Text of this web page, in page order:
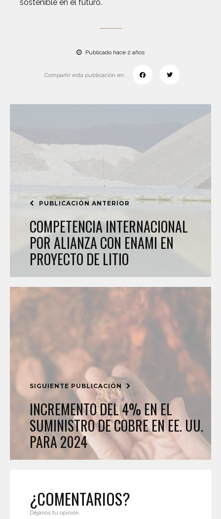
sostenible en el futuro.
Publicado hace 2 años
Compartir esta publicación en:
PUBLICACIÓN ANTERIOR
COMPETENCIA INTERNACIONAL
POR ALIANZA CON ENAMI EN
PROYECTO DE LITIO
SIGUIENTE PUBLICACIÓN
INCREMENTO DEL 4% EN EL
SUMINISTRO DE COBRE EN EE. UU.
PARA 2024
¿COMENTARIOS?
Déjanos tu opinión.